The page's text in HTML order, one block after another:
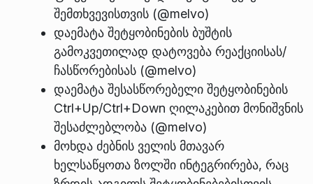
შემთხვევისთვის (@melvo)
დაემატა შეტყობინების ბუშტის
გამოკვეთილად დატოვება რეაქციისას/
ჩასწორებისას (@melvo)
დაემატა შესასწორებელი შეტყობინების
Ctrl+Up/Ctrl+Down ღილაკებით მონიშვნის
შესაძლებლობა (@melvo)
მოხდა ძებნის ველის მთავარ
ხელსაწყოთა ზოლში ინტეგრირება, რაც